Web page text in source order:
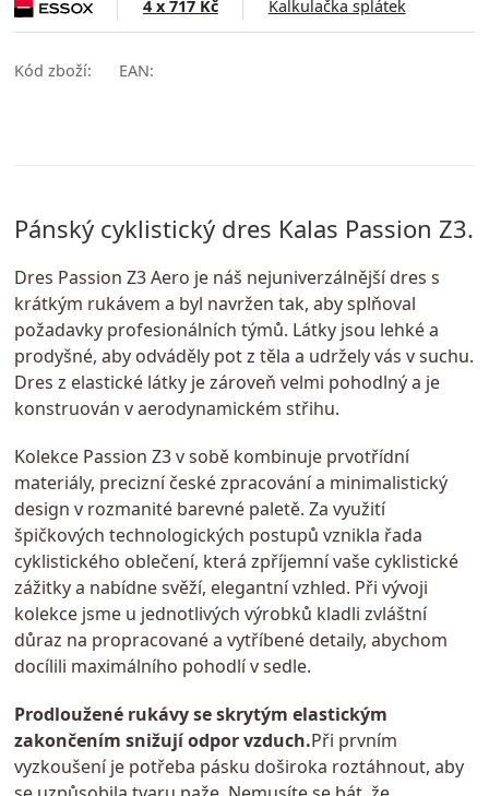
4 x 717 Kč Kalkulačka splátek
Kód zboží: EAN:
Pánský cyklistický dres Kalas Passion Z3.
Dres Passion Z3 Aero je náš nejuniverzálnější dres s
krátkým rukávem a byl navržen tak, aby splňoval
požadavky profesionálních týmů. Látky jsou lehké a
prodyšné, aby odváděly pot z těla a udržely vás v suchu.
Dres z elastické látky je zároveň velmi pohodlný a je
konstruován v aerodynamickém střihu.
Kolekce Passion Z3 v sobě kombinuje prvotřídní
materiály, precizní české zpracování a minimalistický
design v rozmanité barevné paletě. Za využití
špičkových technologických postupů vznikla řada
cyklistického oblečení, která zpříjemní vaše cyklistické
zážitky a nabídne svěží, elegantní vzhled. Při vývoji
kolekce jsme u jednotlivých výrobků kladli zvláštní
důraz na propracované a vytříbené detaily, abychom
docílili maximálního pohodlí v sedle.
Prodloužené rukávy se skrytým elastickým
zakončením snižují odpor vzduch.Při prvním
vyzkoušení je potřeba pásku doširoka roztáhnout, aby